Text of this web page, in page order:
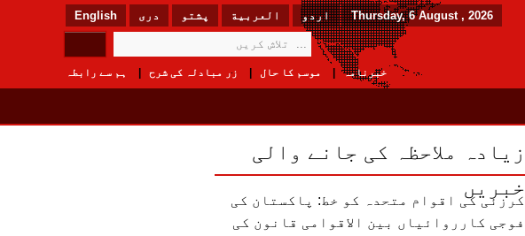
English دری پشتو العربیة اردو Thursday, 6 August , 2026
ہم سے رابطہ زر مبادلہ کی شرح موسم کا حال خبرنامہ
زیادہ ملاحظہ کی جانے والی
خبریں
کرزئی کی اقوام متحدہ کو خط: پاکستان کی
فوجی کارروائیاں بین الاقوامی قانون کی